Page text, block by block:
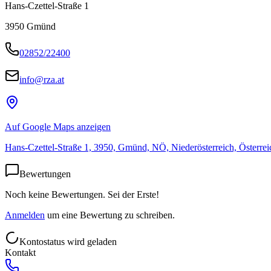
Hans-Czettel-Straße 1
3950 Gmünd
02852/22400
info@rza.at
Auf Google Maps anzeigen
Hans-Czettel-Straße 1, 3950, Gmünd, NÖ, Niederösterreich,
Bewertungen
Noch keine Bewertungen. Sei der Erste!
Anmelden um eine Bewertung zu schreiben.
Kontostatus wird geladen
Kontakt